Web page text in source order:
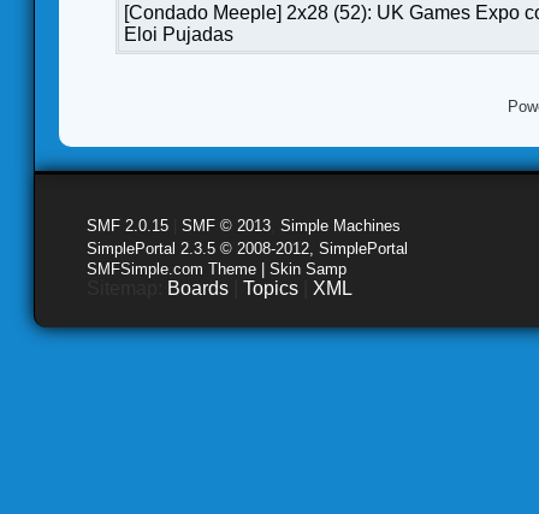
[Condado Meeple] 2x28 (52): UK Games Expo
Eloi Pujadas
SMF 2.0.15 SMF © 2013 Simple Machines
SimplePortal 2.3.5 © 2008-2012, SimplePortal
SMFSimple.com Theme | Skin Samp
Boards Topics XML